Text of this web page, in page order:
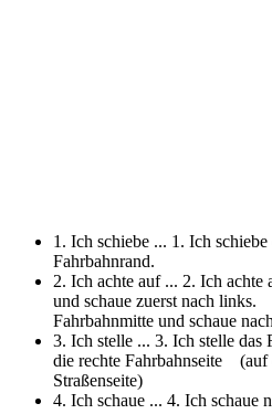
1. Ich schiebe ... 1. Ich
Fahrbahnrand.
2. Ich achte auf ... 2. Ich achte
und schaue zuerst nach
Fahrbahnmitte und schaue
3. Ich stelle ... 3. Ich stelle das
die rechte Fahrbahnseite (auf
Straßenseite)
4. Ich schaue ... 4. Ich schaue